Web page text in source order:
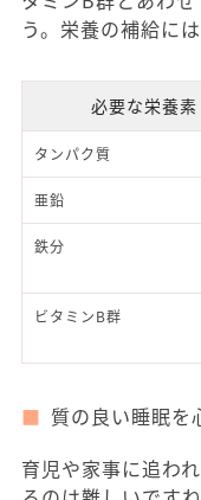
う。栄養の補給に
必要な栄養素
タンパク質
亜鉛
鉄分
ビタミンB群
質の良い睡眠を
育児や家事に追わ